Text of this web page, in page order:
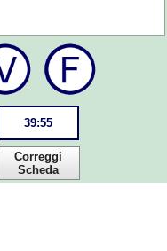
39:54
Correggi
Scheda